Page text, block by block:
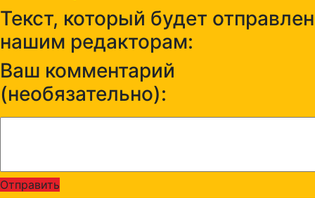
Текст, который будет отправлен
нашим редакторам:
Ваш комментарий
(необязательно):
Отправить